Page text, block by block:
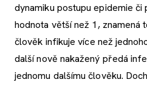
dynamiku postupu epidemie či
hodnota větší než 1, znamená
člověk infikuje více než
další nově nakažený předá
jednomu dalšímu člověku.